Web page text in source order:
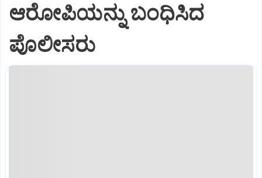
ಆರೋಪಿಯನ್ನು ಬಂಧಿಸಿದ
ಪೊಲೀಸರು